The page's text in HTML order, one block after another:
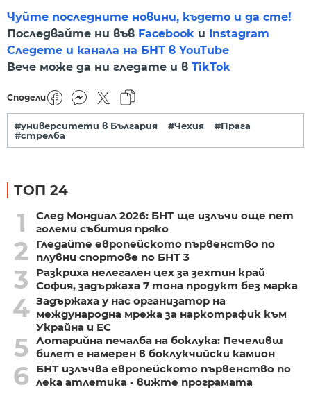
Чуйте последните новини, където и да сте!
Последвайте ни във Facebook и Instagram
Следете и канала на БНТ в YouTube
Вече може да ни гледате и в TikTok
Сподели
#университети в България #Чехия
#Прага
#стрелба
ТОП 24
1
След Мондиал 2026: БНТ ще излъчи още пет
големи събития пряко
2
Гледайте европейското първенство по
плувни спортове по БНТ 3
3
Разкриха нелегален цех за зехтин край
София, задържаха 7 тона продукт без марка
4 Задържаха у нас организатор на
международна мрежа за наркотрафик към
Украйна и ЕС
5 Лотарийна печалба на боклука: Печеливш
билет е намерен в боклукчийски камион
6
БНТ излъчва европейското първенство по
лека атлетика - вижте програмата